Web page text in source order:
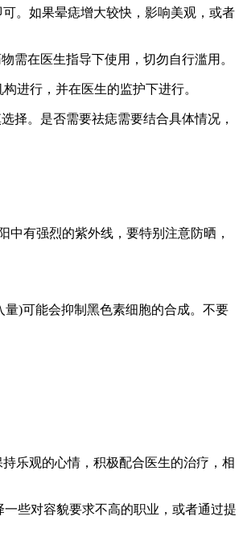
。如果晕痣增大较快，影响美观，或者
需在医生指导下使用，切勿自行滥用。
进行，并在医生的监护下进行。
择。是否需要祛痣需要结合具体情况，
有强烈的紫外线，要特别注意防晒，
)可能会抑制黑色素细胞的合成。不要
乐观的心情，积极配合医生的治疗，相
些对容貌要求不高的职业，或者通过提